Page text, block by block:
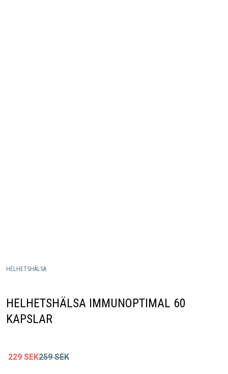
HELHETSHÄLSA
HELHETSHÄLSA IMMUNOPTIMAL 60
KAPSLAR
229 SEK259 SEK